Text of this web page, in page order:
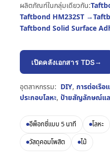
Krystal 1000 กาวยูวี
Krystal 2000 กาวยูวี
Krystal 4000 กาวยูวี
ดูเพิ่มเติม→
งานก่อสร้างและผลิต
งานก่อสร้าง
ป้ายและสัญลักษณ์
งานไม้
ตามประเภทพื้นผิว
เอกสารข้อมูลความ
ปลอดภัย
ตามคำขอ
การประกาศ RoHS
TDS แยกรายผลิตภัณฑ์
ผลิตภัณฑ์ในกลุ่มเดียวกัน:
Taftbond HM232ST →
Taftbond Solid Surface
เปิดคลังเอกสาร TDS→
อุตสาหกรรม: DIY, การต่อเรือ
ประกอบโลหะ, ป้ายสัญลักษณ์แ
อีพ็อกซี่แบบ 5 นาที โลหะ
วัสดุคอมโพสิต
ไม้